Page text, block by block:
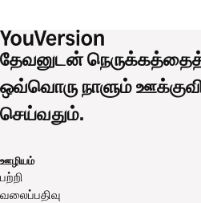
தேவனுடன்
ஒவ்வொரு நாளும்
செய்வதும்.
ஊழியம்
பற்றி
வலைப்பதிவு